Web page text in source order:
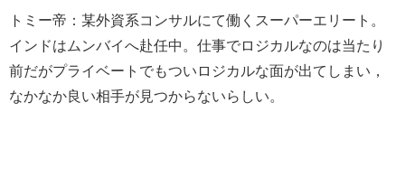
トミー帝：某外資系コンサルにて働くスーパーエリート。
インドはムンバイへ赴任中。仕事でロジカルなのは当たり
前だがプライベートでもついロジカルな面が出てしまい，
なかなか良い相手が見つからないらしい。